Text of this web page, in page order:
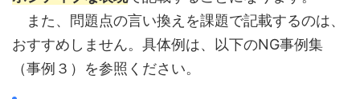
また、問題点の言い換えを課題で記載するのは、
おすすめしません。具体例は、以下のNG事例集
（事例３）を参照ください。